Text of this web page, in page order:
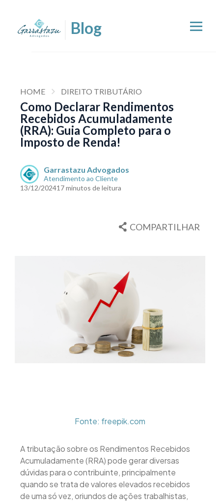
HOME DIREITO TRIBUTÁRIO
Como Declarar Rendimentos
Recebidos Acumuladamente
(RRA): Guia Completo para o
Imposto de Renda!
Garrastazu Advogados
Atendimento ao Cliente
13/12/202417 minutos de leitura
COMPARTILHAR
Fonte: freepik.com
A tributação sobre os Rendimentos Recebidos
Acumuladamente (RRA) pode gerar diversas
dúvidas para o contribuinte, principalmente
quando se trata de valores elevados recebidos
de uma só vez, oriundos de ações trabalhistas,